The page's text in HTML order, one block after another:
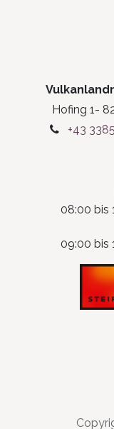
Hofing 1-
+43
08:00 bis
09:00 bis